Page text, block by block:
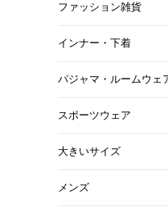
ファッション雑貨
インナー・下着
パジャマ・ルームウェ
スポーツウェア
大きいサイズ
メンズ